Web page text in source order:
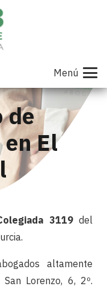
Menú
de
El
3119del
altamente
Lorenzo, 6, 2º.